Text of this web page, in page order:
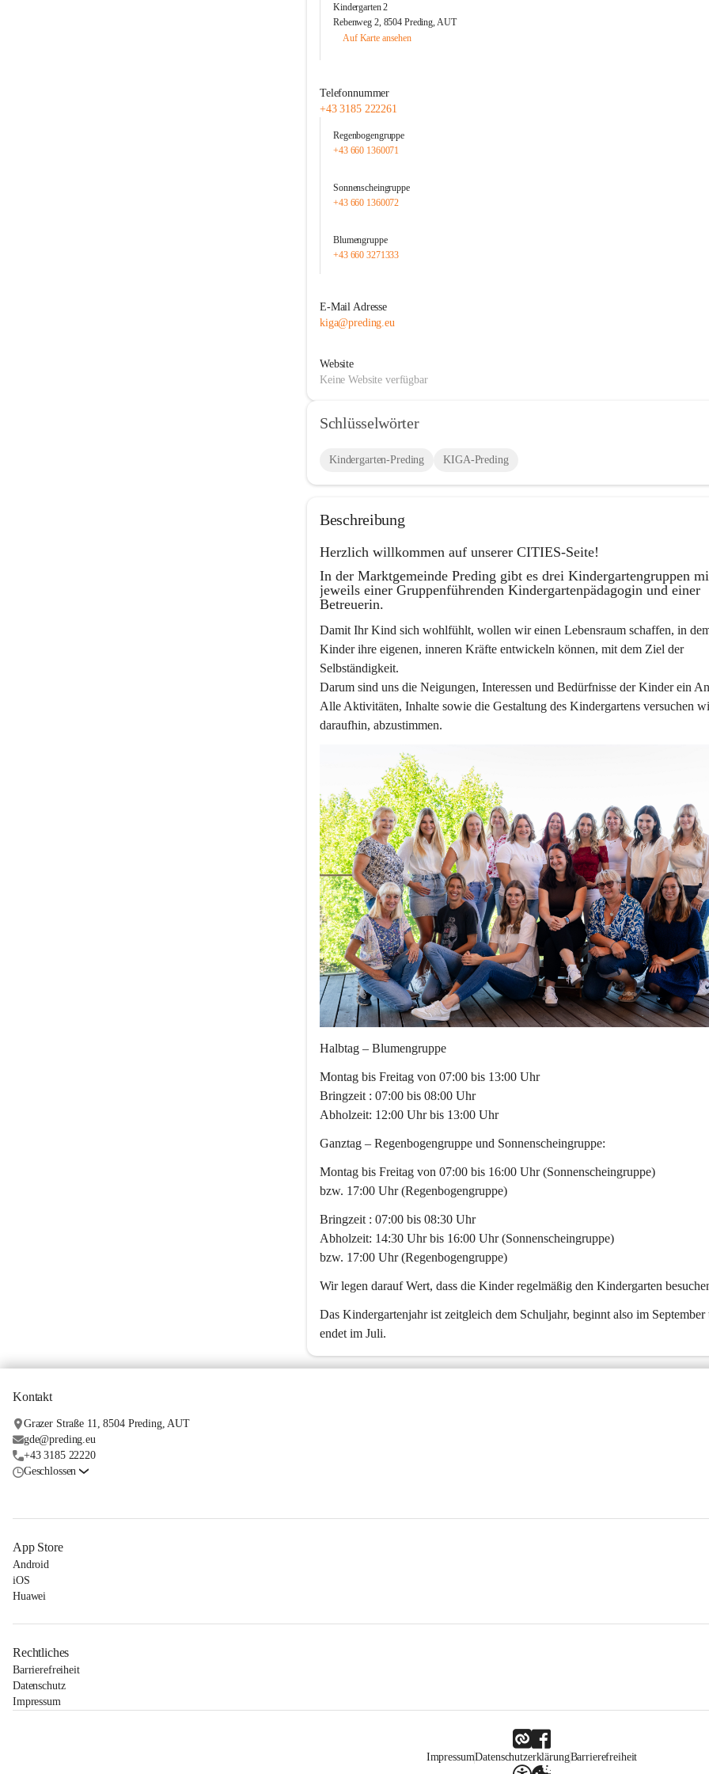
Kindergarten 2
Rebenweg 2, 8504 Preding, AUT
Auf Karte ansehen
Telefonnummer
+43 3185 222261
Regenbogengruppe
+43 660 1360071
Sonnenscheingruppe
+43 660 1360072
Blumengruppe
+43 660 3271333
E-Mail Adresse
kiga@preding.eu
Website
Keine Website verfügbar
Schlüsselwörter
Kindergarten-Preding KIGA-Preding
Beschreibung
Herzlich willkommen auf unserer CITIES-Seite!
In der Marktgemeinde Preding gibt es drei Kindergartengruppen
jeweils einer Gruppenführenden Kindergartenpädagogin und einer
Betreuerin.
Damit Ihr Kind sich wohlfühlt, wollen wir einen Lebensraum schaffen, in
Kinder ihre eigenen, inneren Kräfte entwickeln können, mit dem Ziel der
Selbständigkeit.
Darum sind uns die Neigungen, Interessen und Bedürfnisse der Kinder ein
Alle Aktivitäten, Inhalte sowie die Gestaltung des Kindergartens versuchen
daraufhin, abzustimmen.
Halbtag – Blumengruppe
Montag bis Freitag von 07:00 bis 13:00 Uhr
Bringzeit : 07:00 bis 08:00 Uhr
Abholzeit: 12:00 Uhr bis 13:00 Uhr
Ganztag – Regenbogengruppe und Sonnenscheingruppe:
Montag bis Freitag von 07:00 bis 16:00 Uhr (Sonnenscheingruppe)
bzw. 17:00 Uhr (Regenbogengruppe)
Bringzeit : 07:00 bis 08:30 Uhr
Abholzeit: 14:30 Uhr bis 16:00 Uhr (Sonnenscheingruppe)
bzw. 17:00 Uhr (Regenbogengruppe)
Wir legen darauf Wert, dass die Kinder regelmäßig den Kindergarten
Das Kindergartenjahr ist zeitgleich dem Schuljahr, beginnt also im September
endet im Juli.
Kontakt
Grazer Straße 11, 8504 Preding, AUT
gde@preding.eu
+43 3185 22220
Geschlossen
App Store
Android
iOS
Huawei
Rechtliches
Barrierefreiheit
Datenschutz
Impressum
ImpressumDatenschutzerklärungBarrierefreiheit